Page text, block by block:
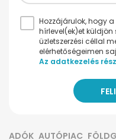
Hozzájárulok, hogy
hírlevel(ek)et küldjön
üzletszerzési céllal
elérhetőségeimen
Az adatkezelés
ADÓK AUTÓPIAC